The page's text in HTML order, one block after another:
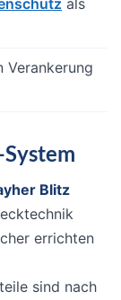
Verankerung
Blitz
errichten
sind nach